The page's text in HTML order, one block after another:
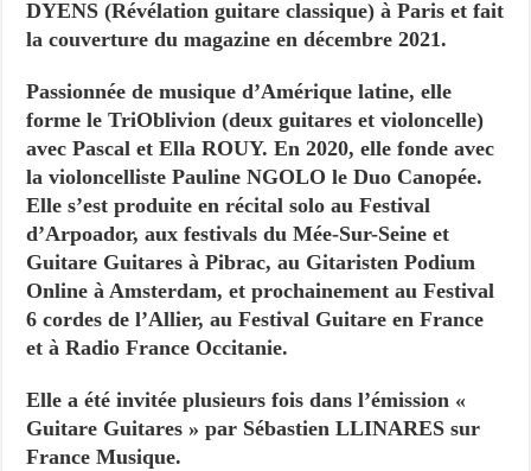
DYENS (Révélation guitare classique) à Paris et fait
la couverture du magazine en décembre 2021.
Passionnée de musique d’Amérique latine, elle
forme le TriOblivion (deux guitares et violoncelle)
avec Pascal et Ella ROUY. En 2020, elle fonde avec
la violoncelliste Pauline NGOLO le Duo Canopée.
Elle s’est produite en récital solo au Festival
d’Arpoador, aux festivals du Mée-Sur-Seine et
Guitare Guitares à Pibrac, au Gitaristen Podium
Online à Amsterdam, et prochainement au Festival
6 cordes de l’Allier, au Festival Guitare en France
et à Radio France Occitanie.
Elle a été invitée plusieurs fois dans l’émission «
Guitare Guitares » par Sébastien LLINARES sur
France Musique.